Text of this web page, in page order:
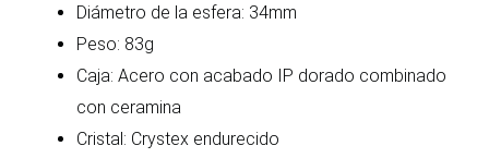
Diámetro de la esfera: 34mm
Peso: 83g
Caja: Acero con acabado IP dorado combinado
con ceramina
Cristal: Crystex endurecido